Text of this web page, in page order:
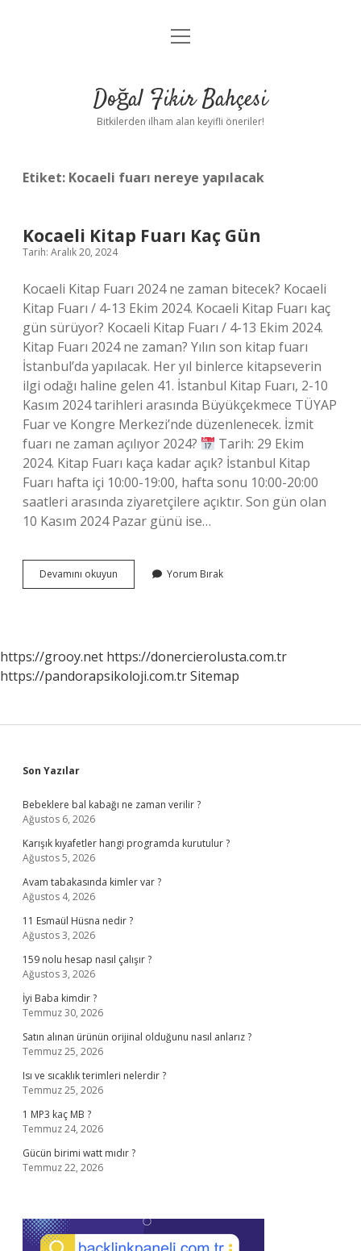
Anasayfa
Yasal Uyarı
menüyü
Doğal Fikir Bahçesi
Bitkilerden ilham alan keyifli öneriler!
Etiket: Kocaeli fuarı nereye yapılacak
Kocaeli Kitap Fuarı Kaç Gün
Tarih: Aralık 20, 2024
Kocaeli Kitap Fuarı 2024 ne zaman bitecek? Kocaeli
Kitap Fuarı / 4-13 Ekim 2024. Kocaeli Kitap Fuarı kaç
gün sürüyor? Kocaeli Kitap Fuarı / 4-13 Ekim 2024.
Kitap Fuarı 2024 ne zaman? Yılın son kitap fuarı
İstanbul’da yapılacak. Her yıl binlerce kitapseverin
ilgi odağı haline gelen 41. İstanbul Kitap Fuarı, 2-10
Kasım 2024 tarihleri ​​arasında Büyükçekmece TÜYAP
Fuar ve Kongre Merkezi’nde düzenlenecek. İzmit
fuarı ne zaman açılıyor 2024?
Tarih: 29 Ekim
2024. Kitap Fuarı kaça kadar açık? İstanbul Kitap
Fuarı hafta içi 10:00-19:00, hafta sonu 10:00-20:00
saatleri arasında ziyaretçilere açıktır. Son gün olan
10 Kasım 2024 Pazar günü ise…
Devamını okuyun
Kitap
Yorum Bırak
https://grooy.net https://donercierolusta.com.tr
https://pandorapsikoloji.com.trSitemap
Sidebar
Son Yazılar
Bebeklere bal kabağı ne zaman verilir ?
Ağustos 6, 2026
Karışık kıyafetler hangi programda kurutulur ?
Ağustos 5, 2026
Avam tabakasında kimler var ?
Ağustos 4, 2026
11 Esmaül Hüsna nedir ?
Ağustos 3, 2026
159 nolu hesap nasıl çalışır ?
Ağustos 3, 2026
İyi Baba kimdir ?
Temmuz 30, 2026
Satın alınan ürünün orijinal olduğunu nasıl anlarız ?
Temmuz 25, 2026
Isı ve sıcaklık terimleri nelerdir ?
Temmuz 25, 2026
1 MP3 kaç MB ?
Temmuz 24, 2026
Gücün birimi watt mıdır ?
Temmuz 22, 2026